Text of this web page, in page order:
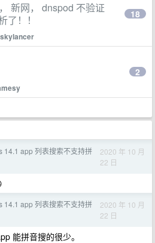
新网， dnspod 不验证
！！
skylancer
18
2
14.1 app 列表搜索不支持拼
2020 年 10 月
22 日
14.1 app 列表搜索不支持拼
2020 年 10 月
22 日
能拼音搜的很少。